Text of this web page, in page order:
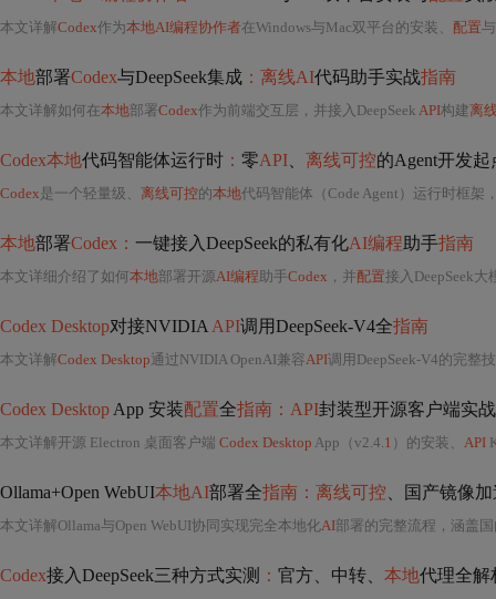
本文详解Codex作为本地AI编程协作者在Windows与Mac双平台的安装、 配置与
本地部署Codex与DeepSeek集成 ：离线AI代码助手实战指南
本文详解如何在本地部署Codex作为前端交互层，并接入DeepSeek API构建离
Codex本地代码智能体运行时 ： 零API 离线可控的Agent开发起
Codex是一个轻量级、 离线可控的本地代码智能体（Code Agent）运行时框架
本地部署Codex： 一键接入DeepSeek的私有化AI编程助手指南
本文详细介绍了如何本地部署开源AI编程 助手Codex ，并配置接入DeepSeek大
Codex Desktop对接NVIDIA API调用DeepSeek-V4全指南
本文详解Codex Desktop 通过NVIDIA OpenAI兼容API调用DeepSeek-V4的完整技术
Codex Desktop App 安装配置全指南：API封装型开源客户端实战
本文详解开源 Electron 桌面客户端 Codex Desktop App（v2.4.1 ）的安装、 API
Ollama+Open WebUI本地AI部署全指南：离线可控 、国产镜像
本文详解Ollama与Open WebUI协同实现完全本地化AI部署的完整流程，涵盖国
Codex接入DeepSeek三种方式实测 ： 官方、中转、 本地代理全解